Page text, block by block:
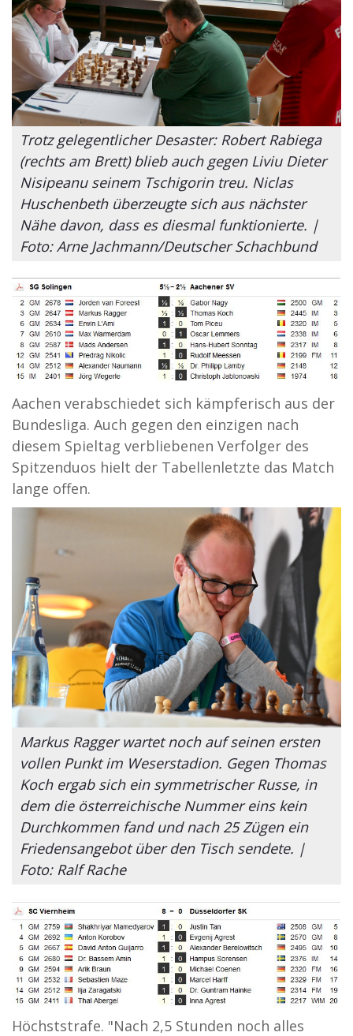
Trotz gelegentlicher Desaster: Robert Rabiega
(rechts am Brett) blieb auch gegen Liviu Dieter
Nisipeanu seinem Tschigorin treu. Niclas
Huschenbeth überzeugte sich aus nächster
Nähe davon, dass es diesmal funktionierte. |
Foto: Arne Jachmann/Deutscher Schachbund
Aachen verabschiedet sich kämpferisch aus der
Bundesliga. Auch gegen den einzigen nach
diesem Spieltag verbliebenen Verfolger des
Spitzenduos hielt der Tabellenletzte das Match
lange offen.
Markus Ragger wartet noch auf seinen ersten
vollen Punkt im Weserstadion. Gegen Thomas
Koch ergab sich ein symmetrischer Russe, in
dem die österreichische Nummer eins kein
Durchkommen fand und nach 25 Zügen ein
Friedensangebot über den Tisch sendete. |
Foto: Ralf Rache
Höchststrafe. "Nach 2,5 Stunden noch alles